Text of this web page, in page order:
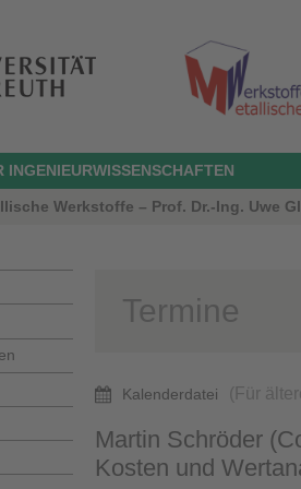
INGENIEURWISSENSCHAFTEN
Werkstoffe – Prof. Dr.-Ing. Uwe
Termine
Kalenderdatei (Für
Martin Schröder
Kosten und